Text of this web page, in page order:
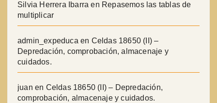
Silvia Herrera Ibarra en Repasemos las tablas de
multiplicar
admin_expeduca en Celdas 18650 (II) –
Depredación, comprobación, almacenaje y
cuidados.
juan en Celdas 18650 (II) – Depredación,
comprobación, almacenaje y cuidados.